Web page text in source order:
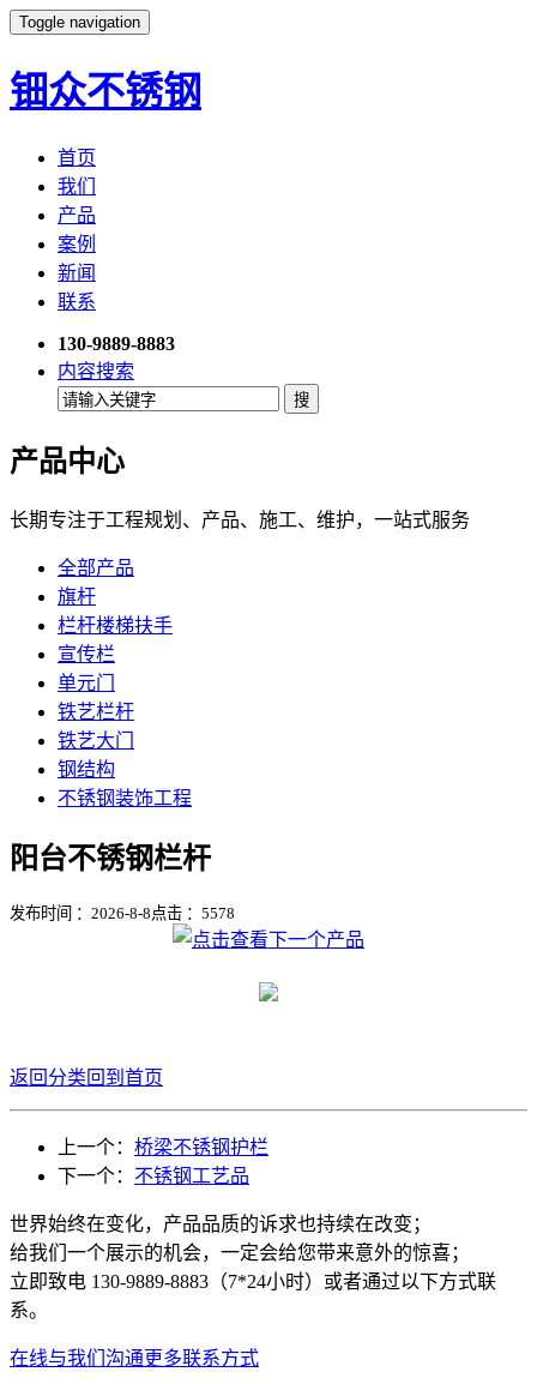
Toggle navigation
钿众不锈钢
首页
我们
产品
案例
新闻
联系
130-9889-8883
内容搜索
产品中心
长期专注于工程规划、产品、施工、维护，一站式服务
全部产品
旗杆
栏杆楼梯扶手
宣传栏
单元门
铁艺栏杆
铁艺大门
钢结构
不锈钢装饰工程
阳台不锈钢栏杆
发布时间 ：2026-8-8 点击 ： 5578
返回分类回到首页
上一个： 桥梁不锈钢护栏
下一个： 不锈钢工艺品
世界始终在变化，产品品质的诉求也持续在改变；
给我们一个展示的机会，一定会给您带来意外的惊喜；
立即致电 130-9889-8883（7*24小时）或者通过以下方式联
系。
在线与我们沟通更多联系方式